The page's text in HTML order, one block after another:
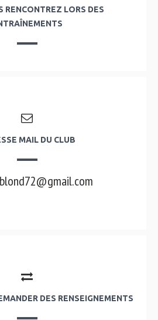
RENCONTREZ LORS DES
MAIL DU CLUB
DES RENSEIGNEMENTS